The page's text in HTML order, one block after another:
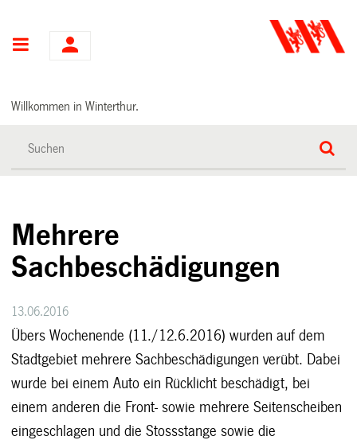
Hauptnavigation
Willkommen in Winterthur.
Mehrere
Sachbeschädigungen
13.06.2016
Übers Wochenende (11./12.6.2016) wurden auf dem
Stadtgebiet mehrere Sachbeschädigungen verübt. Dabei
wurde bei einem Auto ein Rücklicht beschädigt, bei
einem anderen die Front- sowie mehrere Seitenscheiben
eingeschlagen und die Stossstange sowie die